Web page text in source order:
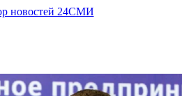
новостей 24СМИ